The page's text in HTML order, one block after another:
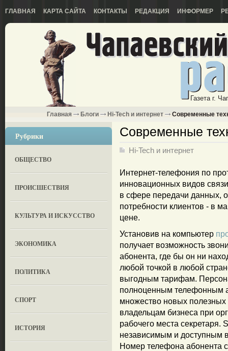
ГЛАВНАЯ КАРТА САЙТА КОНТАКТЫ РЕДАКЦИЯ ИНФОРМЕР
Газета г.
Главная Блоги Hi-Tech и интернет Современные
Рубрики
ОБЩЕСТВО
ПРОИСШЕСТВИЯ
КУЛЬТУРА И ИСКУССТВО
ЭКОНОМИКА
ПОЛИТИКА
СПОРТ
ИСТОРИЯ
Современные
Hi-Tech и интернет
Интернет-телефония по
инновационных видов
в сфере передачи данных,
потребности клиентов - в
цене.
Установив на компьютер
получает возможность
абонента, где бы он ни
любой точкой в любой
выгодным тарифам.
полноценным телефонным
множество новых
владельцам бизнеса при
рабочего места секретаря.
независимым и доступным в
Номер телефона абонента